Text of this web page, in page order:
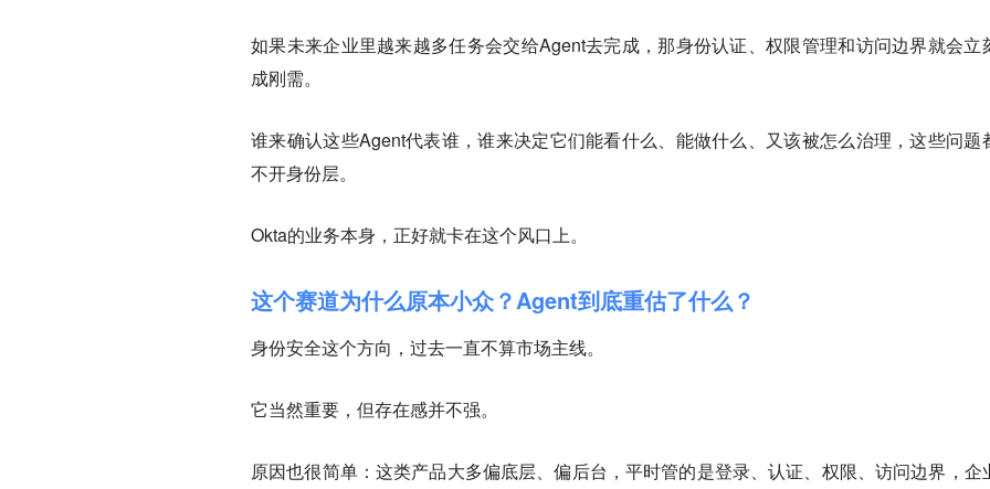
如果未来企业里越来越多任务会交给Agent去完成，那身份认证、权限管理和访问边界就会立
成刚需。
谁来确认这些Agent代表谁，谁来决定它们能看什么、能做什么、又该被怎么治理，这些问题
不开身份层。
Okta的业务本身，正好就卡在这个风口上。
这个赛道为什么原本小众？Agent到底重估了什么？
身份安全这个方向，过去一直不算市场主线。
它当然重要，但存在感并不强。
原因也很简单：这类产品大多偏底层、偏后台，平时管的是登录、认证、权限、访问边界，企